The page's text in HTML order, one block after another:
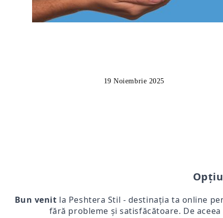
19 Noiembrie 2025
Bun venit la Peshtera Stil - destinația ta online
fără probleme și satisfăcătoare. De